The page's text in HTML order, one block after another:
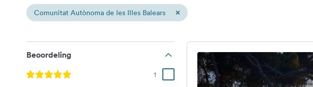
Comunitat Autònoma de les Illes Balears ×
Beoordeling
1